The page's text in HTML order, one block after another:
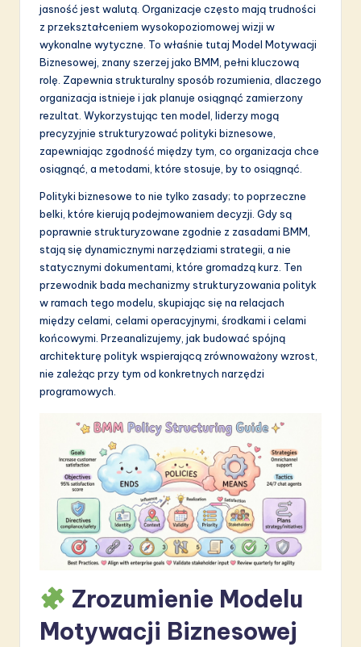
L
in
A
&
S
o
w
jasność jest walutą. Organizacje często mają trudności
z przekształceniem wysokopoziomowej wizji w
wykonalne wytyczne. To właśnie tutaj Model Motywacji
Biznesowej, znany szerzej jako BMM, pełni kluczową
rolę. Zapewnia strukturalny sposób rozumienia, dlaczego
organizacja istnieje i jak planuje osiągnąć zamierzony
rezultat. Wykorzystując ten model, liderzy mogą
precyzyjnie strukturyzować polityki biznesowe,
zapewniając zgodność między tym, co organizacja chce
osiągnąć, a metodami, które stosuje, by to osiągnąć.
Polityki biznesowe to nie tylko zasady; to poprzeczne
belki, które kierują podejmowaniem decyzji. Gdy są
poprawnie strukturyzowane zgodnie z zasadami BMM,
stają się dynamicznymi narzędziami strategii, a nie
statycznymi dokumentami, które gromadzą kurz. Ten
przewodnik bada mechanizmy strukturyzowania polityk
w ramach tego modelu, skupiając się na relacjach
między celami, celami operacyjnymi, środkami i celami
końcowymi. Przeanalizujemy, jak budować spójną
architekturę polityk wspierającą zrównoważony wzrost,
nie zależąc przy tym od konkretnych narzędzi
programowych.
Zrozumienie Modelu
Motywacji Biznesowej